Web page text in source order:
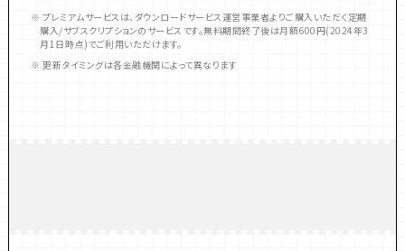
※ プレミアムサービスは、ダウンロードサービス運営事業者よりご購入いただく定期
購入/サブスクリプションのサービスです。無料期間終了後は月額600円(2024年3
月1日時点)でご利用いただけます。
※ 更新タイミングは各金融機関によって異なります